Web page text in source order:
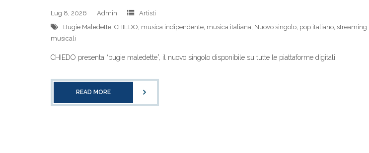
Lug 8, 2026 Admin
Artisti
Bugie Maledette, CHIEDO, musica indipendente, musica italiana, Nuovo singolo, pop italiano, streaming
musicali
CHIEDO presenta “bugie maledette”, il nuovo singolo disponibile su tutte le piattaforme digitali
READ MORE